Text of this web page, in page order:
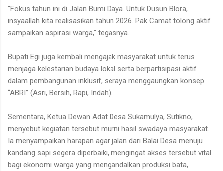
"Fokus tahun ini di Jalan Bumi Daya. Untuk Dusun Blora,
insyaallah kita realisasikan tahun 2026. Pak Camat tolong aktif
sampaikan aspirasi warga," tegasnya.
Bupati Egi juga kembali mengajak masyarakat untuk terus
menjaga kelestarian budaya lokal serta berpartisipasi aktif
dalam pembangunan inklusif, seraya menggaungkan konsep
“ABRI” (Asri, Bersih, Rapi, Indah).
Sementara, Ketua Dewan Adat Desa Sukamulya, Sutikno,
menyebut kegiatan tersebut murni hasil swadaya masyarakat.
Ia menyampaikan harapan agar jalan dari Balai Desa menuju
kandang sapi segera diperbaiki, mengingat akses tersebut vital
bagi ekonomi warga yang mengandalkan produksi bata,